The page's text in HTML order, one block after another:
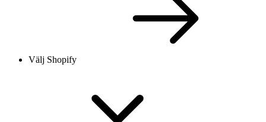
Välj Shopify